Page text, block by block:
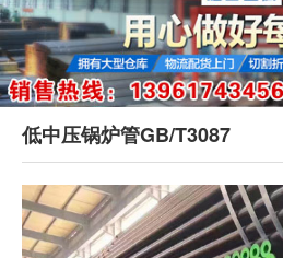
低中压锅炉管GB/T3087